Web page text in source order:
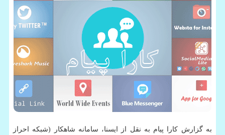
به گزارش کارا پیام به نقل از ایسنا، سامانه شاهکار (شبکه احراز